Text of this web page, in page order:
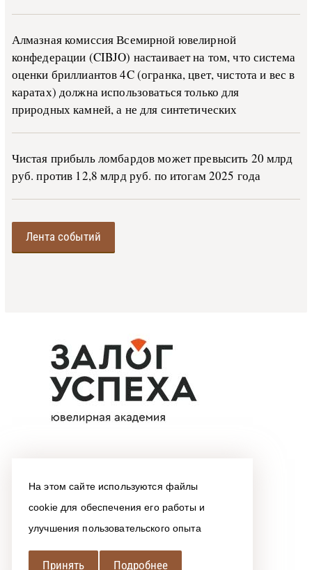
На этом сайте используются файлы
cookie для обеспечения его работы и
улучшения пользовательского опыта
Принять Подробнее
Алмазная комиссия Всемирной ювелирной
конфедерации (CIBJO) настаивает на том, что система
оценки бриллиантов 4C (огранка, цвет, чистота и вес в
каратах) должна использоваться только для
природных камней, а не для синтетических
Чистая прибыль ломбардов может превысить 20 млрд
руб. против 12,8 млрд руб. по итогам 2025 года
Лента событий